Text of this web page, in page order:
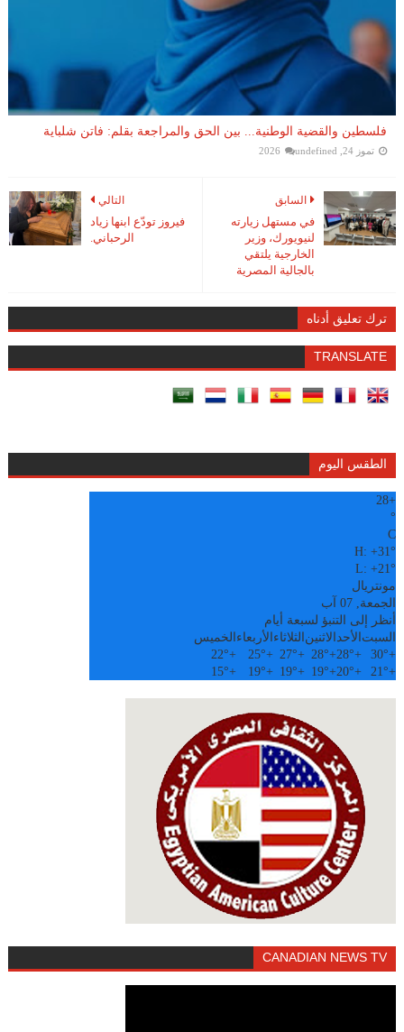
فلسطين والقضية الوطنية... بين الحق والمراجعة بقلم: فاتن شلباية
تموز 24, 2026 undefined
التالي
فيروز تودّع ابنها زياد
الرحباني.
السابق
في مستهل زيارته
لنيويورك، وزير
الخارجية يلتقي
بالجالية المصرية
ترك تعليق أدناه
TRANSLATE
الطقس اليوم
+
28
°
C
H:+31°
L:+21°
مونتريال
الجمعة, 07 آب
أنظر إلى التنبؤ لسبعة أيام
السبت الأحدالاثنين الثلاثاء الأربعاء الخميس
+
30°
+
28°
+
28°
+
27°
+
25°
+
22°
+
21°
+
20°
+
19°
+
19°
+
19°
+
15°
CANADIAN NEWS TV